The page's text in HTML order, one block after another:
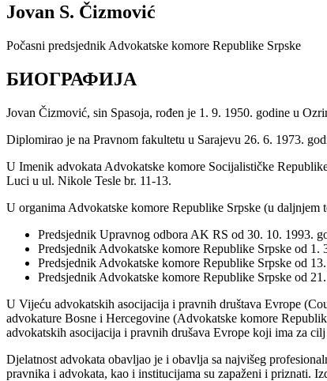
Jovan S. Čizmović
Počasni predsjednik Advokatske komore Republike Srpske
БИОГРАФИЈА
Jovan Čizmović, sin Spasoja, rođen je 1. 9. 1950. godine u
Diplomirao je na Pravnom fakultetu u Sarajevu 26. 6. 1973.
U Imenik advokata Advokatske komore Socijalističke
Luci u ul. Nikole Tesle br. 11-13.
U organima Advokatske komore Republike Srpske (u daljnjem
Predsjednik Upravnog odbora AK RS od 30. 10. 1993.
Predsjednik Advokatske komore Republike Srpske od 1.
Predsjednik Advokatske komore Republike Srpske od
Predsjednik Advokatske komore Republike Srpske od
U Vijeću advokatskih asocijacija i pravnih društava Evrope
advokature Bosne i Hercegovine (Advokatske komore
advokatskih asocijacija i pravnih drušava Evrope koji ima za
Djelatnost advokata obavljao je i obavlja sa najvišeg
pravnika i advokata, kao i institucijama su zapaženi i priznati.